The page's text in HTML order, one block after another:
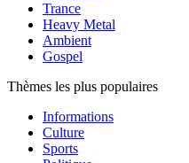
Trance
Heavy Metal
Ambient
Gospel
Thèmes les plus populaires
Informations
Culture
Sports